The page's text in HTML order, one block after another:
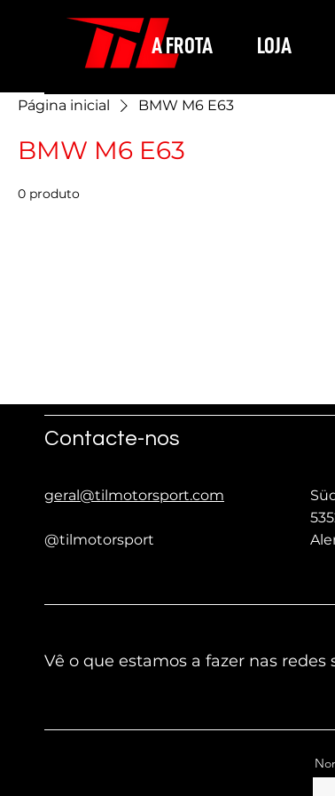
A FROTA LOJA
Página inicial BMW M6 E63
BMW M6 E63
0 produto
Contacte-nos
geral@tilmotorsport.com
@tilmotorsport
Vê o que estamos a fazer nas redes